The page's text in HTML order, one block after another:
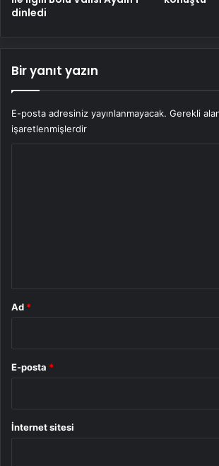
dinledi
Bir yanıt yazın
E-posta adresiniz yayınlanmayacak. Gerekli
işaretlenmişlerdir
Ad *
E-posta *
İnternet sitesi